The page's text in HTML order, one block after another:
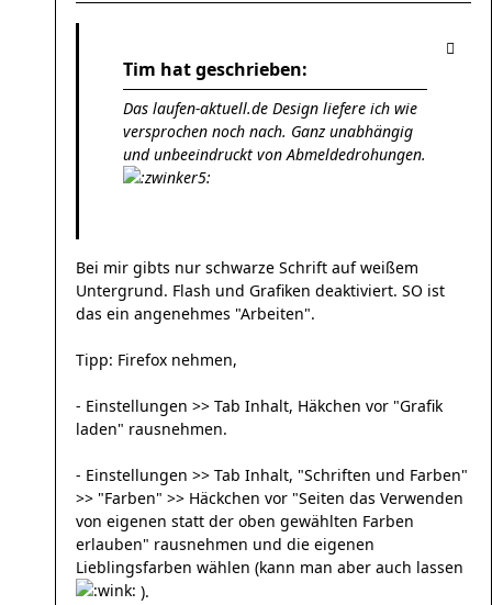
Tim hat geschrieben:
Das laufen-aktuell.de Design liefere ich wie
versprochen noch nach. Ganz unabhängig
und unbeeindruckt von Abmeldedrohungen.
Bei mir gibts nur schwarze Schrift auf weißem
Untergrund. Flash und Grafiken deaktiviert. SO ist
das ein angenehmes "Arbeiten".
Tipp: Firefox nehmen,
- Einstellungen >> Tab Inhalt, Häkchen vor "Grafik
laden" rausnehmen.
- Einstellungen >> Tab Inhalt, "Schriften und Farben"
>> "Farben" >> Häckchen vor "Seiten das Verwenden
von eigenen statt der oben gewählten Farben
erlauben" rausnehmen und die eigenen
Lieblingsfarben wählen (kann man aber auch lassen
).